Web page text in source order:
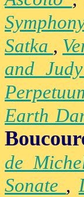
Satka ,
and Judy
Earth
de
Sonate ,